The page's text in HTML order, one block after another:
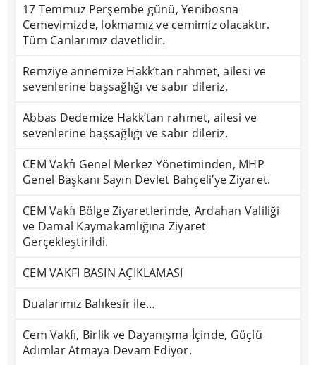
17 Temmuz Perşembe günü, Yenibosna
Cemevimizde, lokmamız ve cemimiz olacaktır.
Tüm Canlarımız davetlidir.
Remziye annemize Hakk’tan rahmet, ailesi ve
sevenlerine başsağlığı ve sabır dileriz.
Abbas Dedemize Hakk’tan rahmet, ailesi ve
sevenlerine başsağlığı ve sabır dileriz.
CEM Vakfı Genel Merkez Yönetiminden, MHP
Genel Başkanı Sayın Devlet Bahçeli’ye Ziyaret.
CEM Vakfı Bölge Ziyaretlerinde, Ardahan Valiliği
ve Damal Kaymakamlığına Ziyaret
Gerçekleştirildi.
CEM VAKFI BASIN AÇIKLAMASI
Dualarımız Balıkesir ile…
Cem Vakfı, Birlik ve Dayanışma İçinde, Güçlü
Adımlar Atmaya Devam Ediyor.